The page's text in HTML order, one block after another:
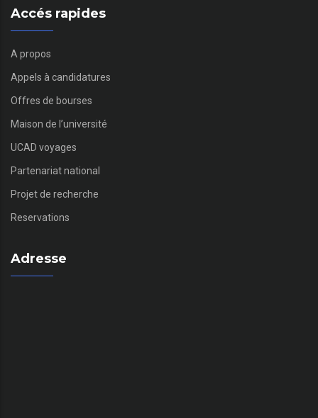
Accés rapides
A propos
Appels à candidatures
Offres de bourses
Maison de l’université
UCAD voyages
Partenariat national
Projet de recherche
Reservations
Adresse